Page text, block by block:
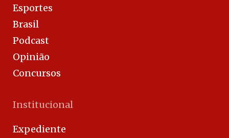
Esportes
Brasil
Podcast
Opinião
Concursos
Institucional
Expediente